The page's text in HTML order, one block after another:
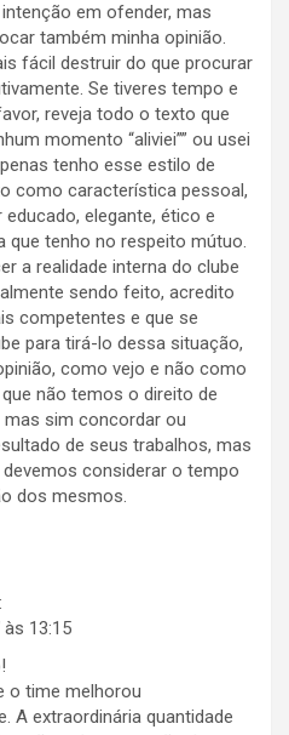
em ofender, mas
também minha opinião.
fácil destruir do que procurar
Se tiveres tempo e
reveja todo o texto que
momento “aliviei”” ou usei
tenho esse estilo de
como característica pessoal,
elegante, ético e
que tenho no respeito mútuo.
a realidade interna do clube
sendo feito, acredito
competentes e que se
para tirá-lo dessa situação,
como vejo e não como
não temos o direito de
mas sim concordar ou
de seus trabalhos, mas
considerar o tempo
dos mesmos.
13:15
o time melhorou
A extraordinária quantidade